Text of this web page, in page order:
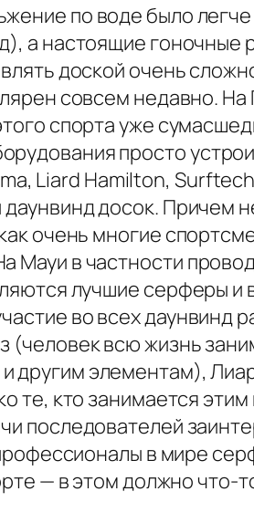
по воде было
а настоящие гоночные
доской очень
совсем недавно.
спорта уже
просто
Liard Hamilton,
досок. Причем
очень многие
Мауи в частности
лучшие серферы
во всех даунвинд
(человек всю жизнь
другим элементам),
кто занимается этим
последователей
в мире
— в этом должно что-